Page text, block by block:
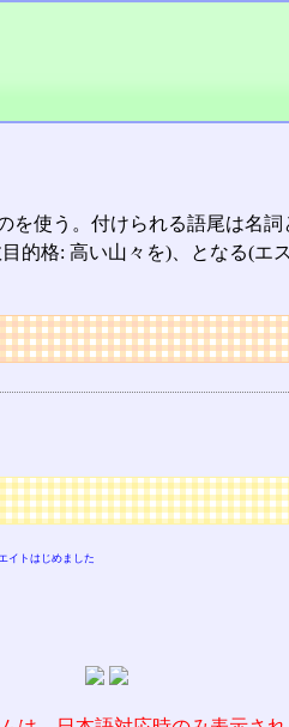
使う。付けられる語尾は名
的格: 高い山々を)、となる(
イトはじめました